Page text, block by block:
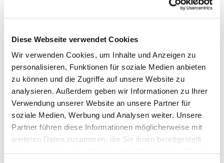
Diese Webseite verwendet Cookies
Wir verwenden Cookies, um Inhalte und Anzeigen zu
personalisieren, Funktionen für soziale Medien anbieten
zu können und die Zugriffe auf unsere Website zu
analysieren. Außerdem geben wir Informationen zu Ihrer
Verwendung unserer Website an unsere Partner für
soziale Medien, Werbung und Analysen weiter. Unsere
Partner führen diese Informationen möglicherweise mit
weiteren Daten zusammen, die Sie ihnen bereitgestellt
Donnerstag, 20. Januar 2028, 09:15 -
10:15 Uhr